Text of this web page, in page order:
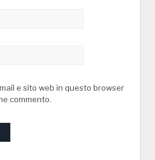
e sito web in questo browser
commento.